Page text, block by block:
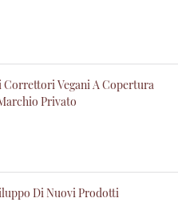
Vegani A Copertura
Privato
Di Nuovi Prodotti